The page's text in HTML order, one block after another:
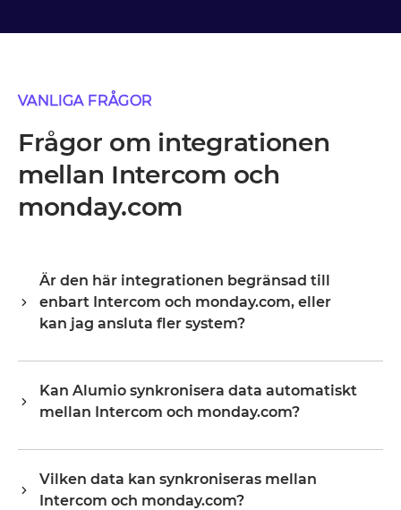
VANLIGA FRÅGOR
Frågor om integrationen
mellan Intercom och
monday.com
Är den här integrationen begränsad till
enbart Intercom och monday.com, eller
kan jag ansluta fler system?
gräns. När de väl är anslutna utökar du samma plattform
till ditt ERP, PIM, WMS, CRM eller vilket annat system som
konfiguration i stället för att börja om från grunden.
Organisationer börjar vanligtvis med en eller två
integrationer och skalar upp till dussintals på samma
Kan Alumio synkronisera data automatiskt
mellan Intercom och monday.com?
enligt ett schema, beroende på hur du konfigurerar
flödet. Du definierar den exakta fältmappningen och
Vilken data kan synkroniseras mellan
Intercom och monday.com?